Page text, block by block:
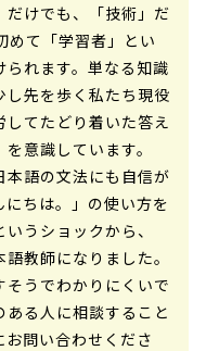
だけでも、「技術」だ
めて「学習者」とい
れます。単なる知識
し先を歩く私たち現役
てたどり着いた答え
意識しています。
語の文法にも自信が
ちは。」の使い方を
うショックから、
教師になりました。
うでわかりにくいで
る人に相談すること
問い合わせくださ